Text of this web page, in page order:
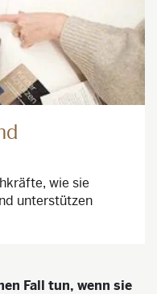
wie sie
unterstützen
Fall tun, wenn sie